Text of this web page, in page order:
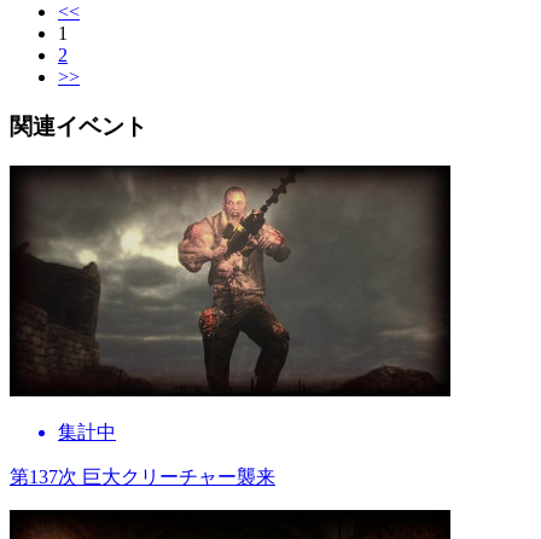
<<
1
2
>>
関連イベント
集計中
第137次 巨大クリーチャー襲来